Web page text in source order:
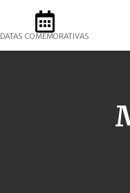
DATAS COMEMORATIVAS